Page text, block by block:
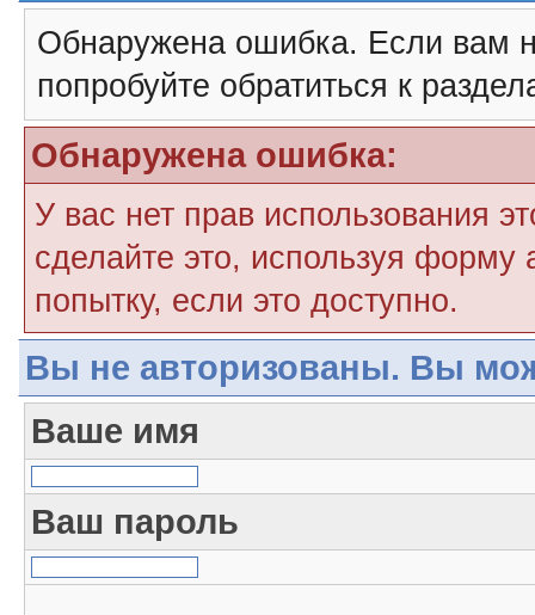
Обнаружена ошибка. Если вам
попробуйте обратиться к
Обнаружена ошибка:
У вас нет прав использования
сделайте это, используя форму
попытку, если это доступно.
Вы не авторизованы. Вы
Ваше имя
Ваш пароль